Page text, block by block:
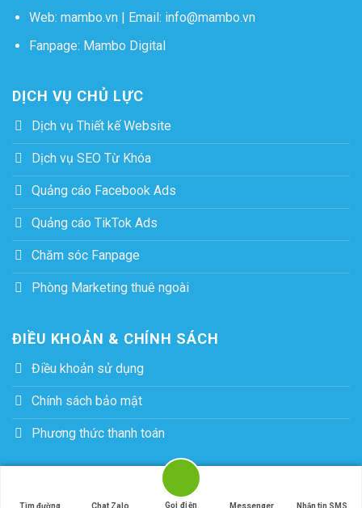
Web: mambo.vn| Email: info@mambo.vn
Fanpage: Mambo Digital
DỊCH VỤ CHỦ LỰC
Dịch vụ Thiết kế Website
Dịch vụ SEO Từ Khóa
Quảng cáo Facebook Ads
Quảng cáo TikTok Ads
Chăm sóc Fanpage
Phòng Marketing thuê ngoài
ĐIỀU KHOẢN & CHÍNH SÁCH
Điều khoản sử dụng
Chính sách bảo mật
Phương thức thanh toán
Copyright 2026 ©
Tìm đường Chat Zalo Gọi điện Messenger Nhắn tin SMS